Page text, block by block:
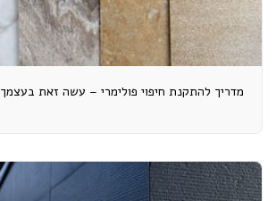
מדריך להתקנת חיפוי פולימרי – עשה זאת בעצמך